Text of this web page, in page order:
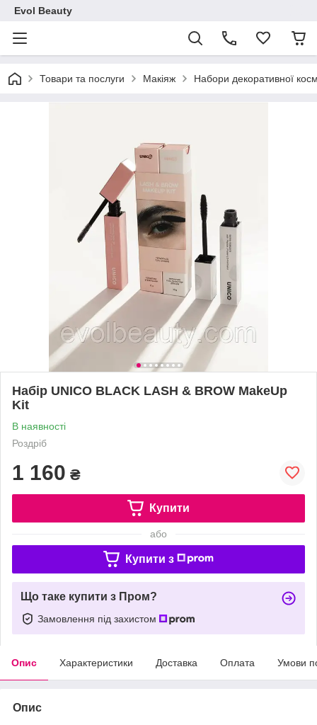
Evol Beauty
Товари та послуги Макіяж Набори декоративної
Набір UNICO BLACK LASH & BROW MakeUp
Kit
В наявності
Роздріб
1 160 ₴
Купити
або
Купити з
Що таке купити з Пром?
Замовлення під захистом
Опис Характеристики Доставка Оплата Умови
Опис